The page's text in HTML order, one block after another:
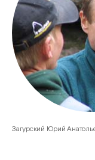
Загурский Юрий